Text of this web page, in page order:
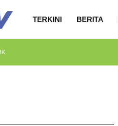
TERKINI BERITA